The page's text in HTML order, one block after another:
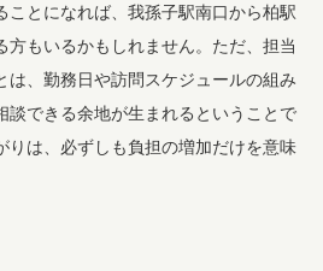
ことになれば、我孫子駅南口から柏駅
方もいるかもしれません。ただ、担当
は、勤務日や訪問スケジュールの組み
談できる余地が生まれるということで
りは、必ずしも負担の増加だけを意味